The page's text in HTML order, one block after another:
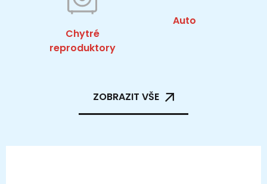
Chytré
reproduktory
Auto
ZOBRAZIT VŠE